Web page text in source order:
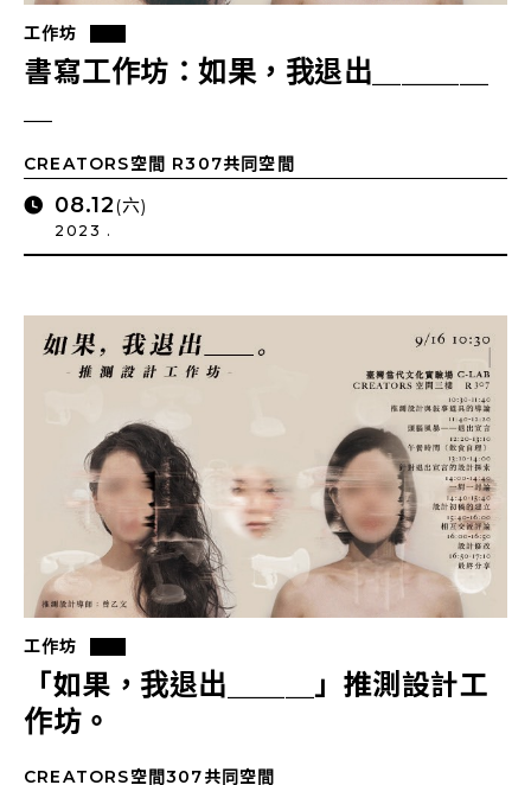
工作坊
書寫工作坊：如果，我退出＿＿＿＿
CREATORS空間 R307共同空間
08.12(六)
2023 .
工作坊
「如果，我退出＿＿＿」推測設計工
作坊。
CREATORS空間307共同空間